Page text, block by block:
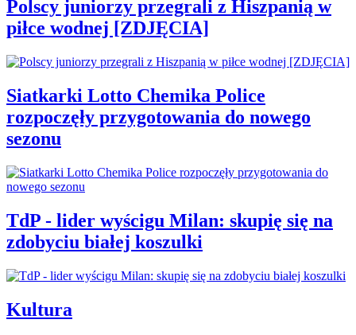
Polscy juniorzy przegrali z Hiszpanią w
piłce wodnej [ZDJĘCIA]
Siatkarki Lotto Chemika Police
rozpoczęły przygotowania do nowego
sezonu
TdP - lider wyścigu Milan: skupię się na
zdobyciu białej koszulki
Kultura